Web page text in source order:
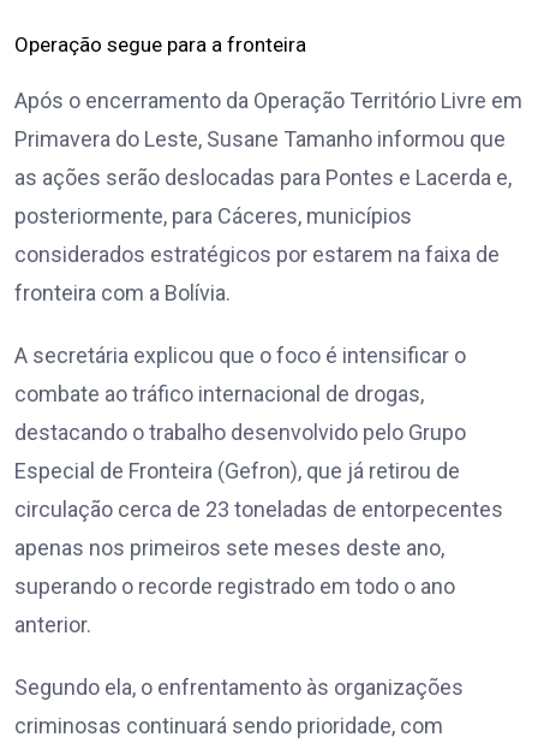
Operação segue para a fronteira
Após o encerramento da Operação Território Livre em
Primavera do Leste, Susane Tamanho informou que
as ações serão deslocadas para Pontes e Lacerda e,
posteriormente, para Cáceres, municípios
considerados estratégicos por estarem na faixa de
fronteira com a Bolívia.
A secretária explicou que o foco é intensificar o
combate ao tráfico internacional de drogas,
destacando o trabalho desenvolvido pelo Grupo
Especial de Fronteira (Gefron), que já retirou de
circulação cerca de 23 toneladas de entorpecentes
apenas nos primeiros sete meses deste ano,
superando o recorde registrado em todo o ano
anterior.
Segundo ela, o enfrentamento às organizações
criminosas continuará sendo prioridade, com